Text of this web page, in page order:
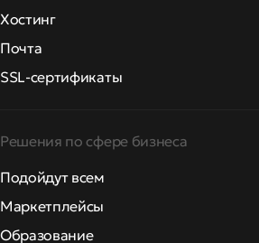
Хостинг
Почта
SSL-сертификаты
Решения по сфере бизнеса
Подойдут всем
Маркетплейсы
Образование